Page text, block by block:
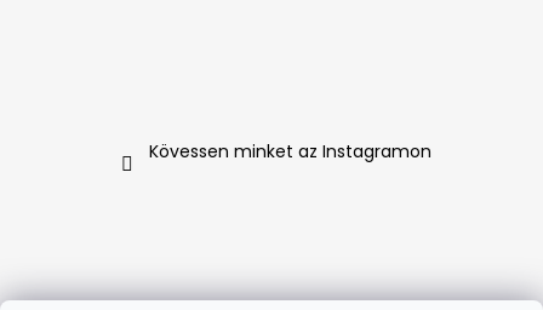
Kövessen minket az Instagramon